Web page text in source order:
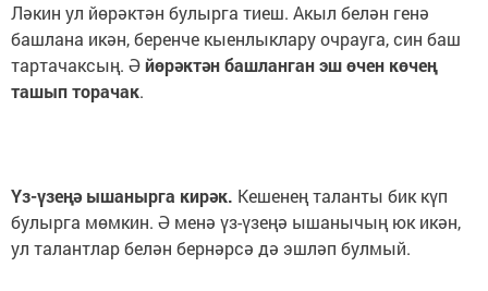
Ләкин ул йөрәктән булырга тиеш. Акыл белән генә
башлана икән, беренче кыенлыклару очрауга, син баш
тартачаксың. Әйөрәктән башланган эш өчен көчең
ташып торачак.
Үз-үзеңә ышанырга кирәк. Кешенең таланты бик күп
булырга мөмкин. Ә менә үз-үзеңә ышанычың юк икән,
ул талантлар белән бернәрсә дә эшләп булмый.